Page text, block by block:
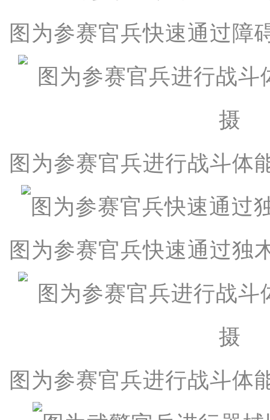
图为参赛官兵快速通过障
图为参赛官兵进行战斗体
图为参赛官兵快速通过独
图为参赛官兵进行战斗体